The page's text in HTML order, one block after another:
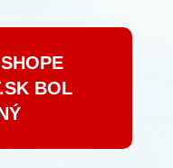
BOL